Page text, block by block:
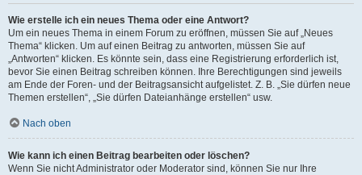
Wie erstelle ich ein neues Thema oder eine Antwort?
Um ein neues Thema in einem Forum zu eröffnen, müssen Sie auf „Neues
Thema“ klicken. Um auf einen Beitrag zu antworten, müssen Sie auf
„Antworten“ klicken. Es könnte sein, dass eine Registrierung erforderlich ist,
bevor Sie einen Beitrag schreiben können. Ihre Berechtigungen sind jeweils
am Ende der Foren- und der Beitragsansicht aufgelistet. Z. B. „Sie dürfen neue
Themen erstellen“, „Sie dürfen Dateianhänge erstellen“ usw.
Nach oben
Wie kann ich einen Beitrag bearbeiten oder löschen?
Wenn Sie nicht Administrator oder Moderator sind, können Sie nur Ihre